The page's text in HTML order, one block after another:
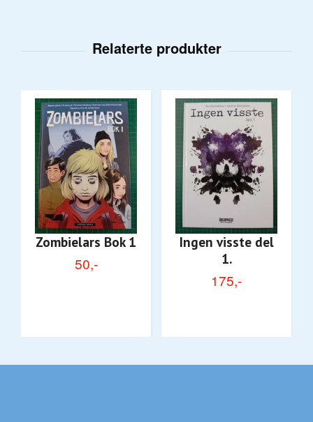
Zombielars Bok 1
50,-
Ingen visste del
1.
175,-